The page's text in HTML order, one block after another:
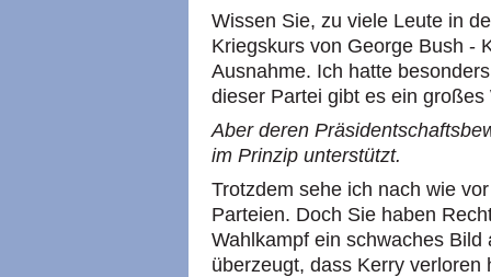
Wissen Sie, zu viele Leute in
Kriegskurs von George Bush -
Ausnahme. Ich hatte
dieser Partei gibt es ein
Aber deren
im Prinzip unterstützt.
Trotzdem sehe ich nach wie
Parteien. Doch Sie haben
Wahlkampf ein schwaches
überzeugt, dass Kerry